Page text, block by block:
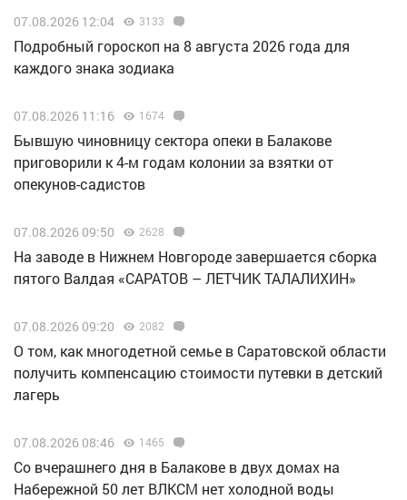
07.08.2026 12:04 3133
Подробный гороскоп на 8 августа 2026 года для
каждого знака зодиака
07.08.2026 11:16 1674
Бывшую чиновницу сектора опеки в Балакове
приговорили к 4-м годам колонии за взятки от
опекунов-садистов
07.08.2026 09:50 2628
Н️а заводе в Нижнем Новгороде завершается сборка
пятого Валдая «САРАТОВ – ЛЕТЧИК ТАЛАЛИХИН»
07.08.2026 09:20 2082
О том, как многодетной семье в Саратовской области
получить компенсацию стоимости путевки в детский
лагерь
07.08.2026 08:46 1465
Со вчерашнего дня в Балакове в двух домах на
Набережной 50 лет ВЛКСМ нет холодной воды